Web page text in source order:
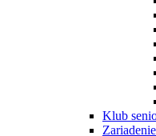
Klub